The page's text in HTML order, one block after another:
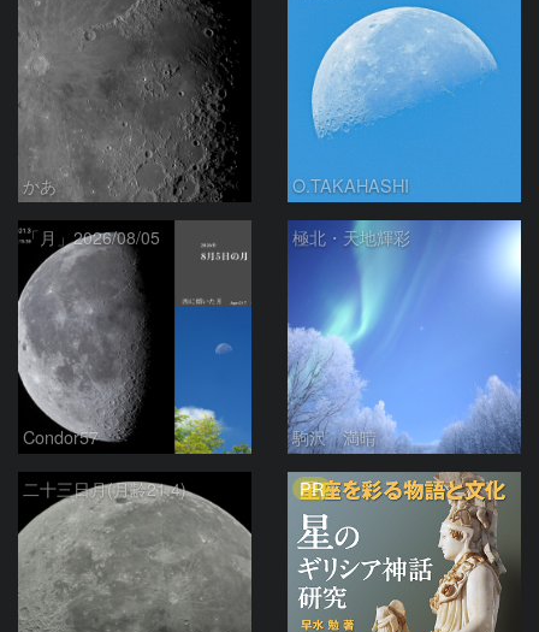
かあ O.TAKAHASHI
「月」2026/08/05
Condor57
極北・天地輝彩
駒沢 満晴
二十三日月(月齢21.4) PR